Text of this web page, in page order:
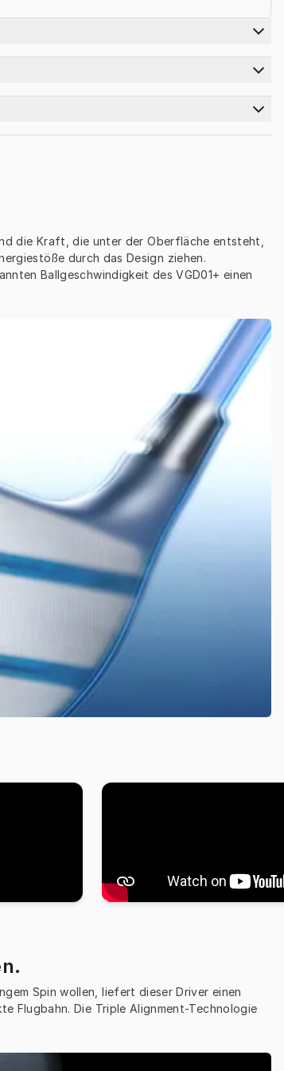
die Kraft, die unter der Oberfläche entsteht,
durch das Design ziehen.
Ballgeschwindigkeit des VGD01+ einen
Spin wollen, liefert dieser Driver einen
Flugbahn. Die Triple Alignment-Technologie